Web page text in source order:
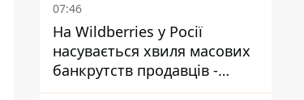
07:46
На Wildberries у Росії
насувається хвиля масових
банкрутств продавців -
Reuters